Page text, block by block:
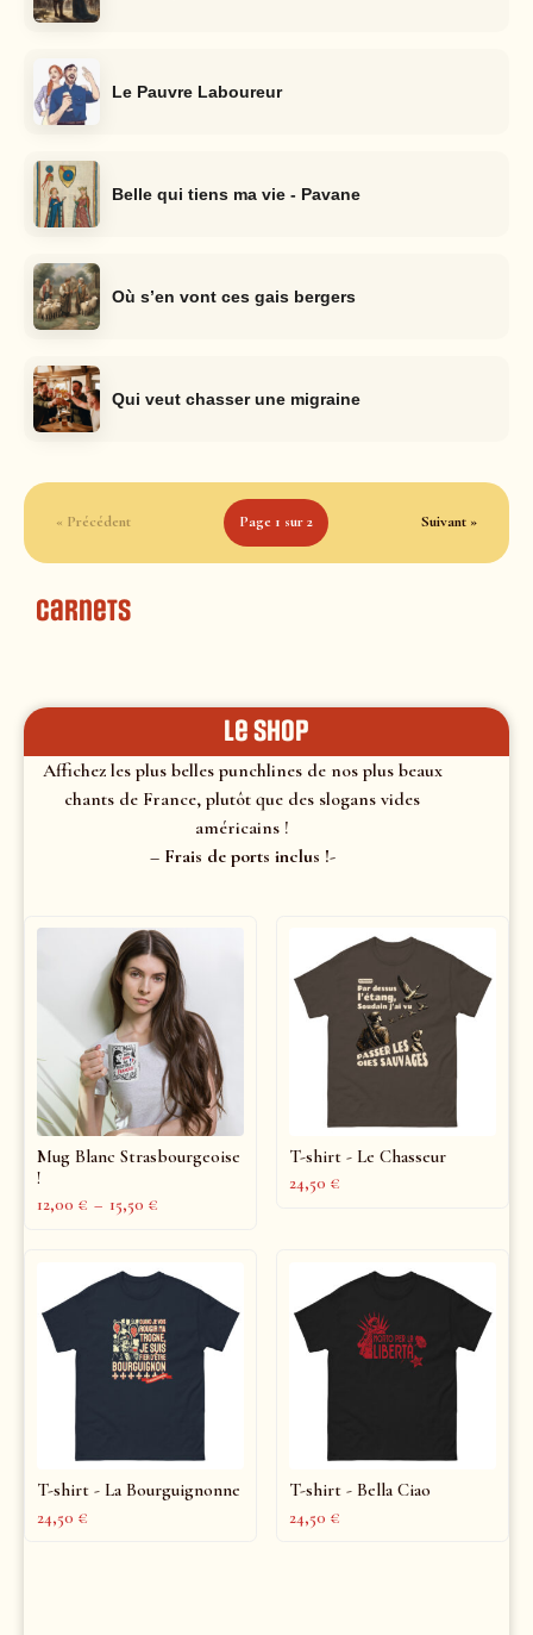
Le Pauvre Laboureur
Belle qui tiens ma vie - Pavane
Où s’en vont ces gais bergers
Qui veut chasser une migraine
« Précédent Page 1 sur 2 Suivant »
Carnets
le shop
Affichez les plus belles punchlines de nos plus beaux
chants de France, plutôt que des slogans vides
américains !
– Frais de ports inclus !-
Mug Blanc Strasbourgeoise
!
12,00 € – 15,50 €
T-shirt - Le Chasseur
24,50 €
T-shirt - La Bourguignonne
24,50 €
T-shirt - Bella Ciao
24,50 €